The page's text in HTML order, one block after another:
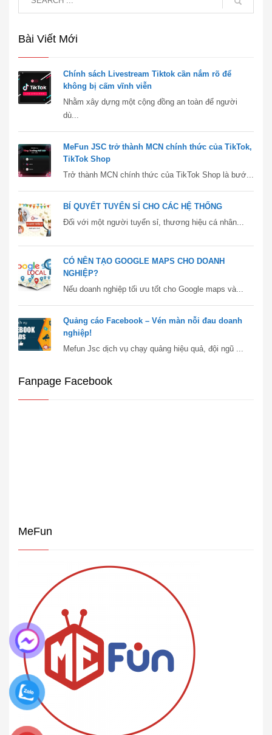
Bài Viết Mới
Chính sách Livestream Tiktok cần nắm rõ để
không bị cấm vĩnh viễn
Nhằm xây dựng một cộng đồng an toàn để người
dù...
MeFun JSC trở thành MCN chính thức của TikTok,
TikTok Shop
Trở thành MCN chính thức của TikTok Shop là bướ...
BÍ QUYẾT TUYỂN SỈ CHO CÁC HỆ THỐNG
Đối với một người tuyển sỉ, thương hiệu cá nhân...
CÓ NÊN TẠO GOOGLE MAPS CHO DOANH
NGHIỆP?
Nếu doanh nghiệp tối ưu tốt cho Google maps và...
Quảng cáo Facebook – Vén màn nỗi đau doanh
nghiệp!
Mefun Jsc dịch vụ chạy quảng hiệu quả, đội ngũ ...
Fanpage Facebook
MeFun